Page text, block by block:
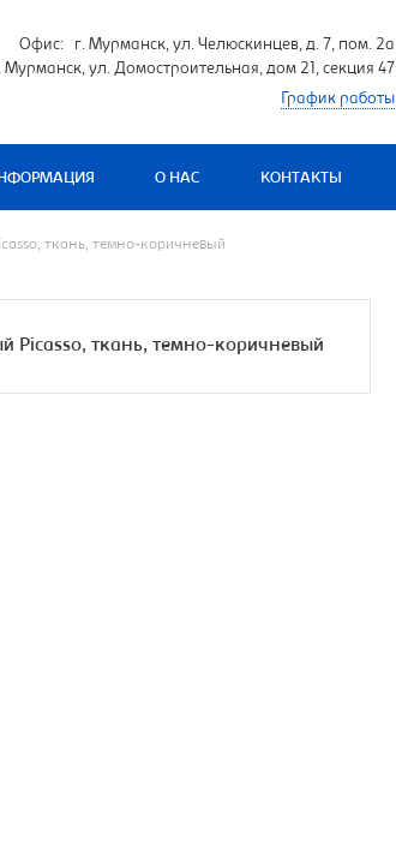
Офис: г. Мурманск, ул. Челюскинцев, д. 7, пом. 2а
ул. Домостроительная, дом 21, секция 47
График работы
О НАС КОНТАКТЫ
ткань, темно-коричневый